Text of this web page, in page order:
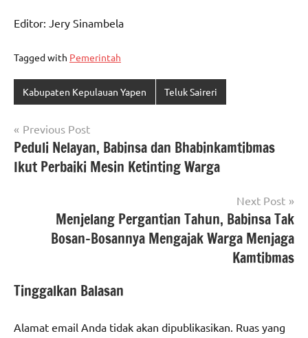
Editor: Jery Sinambela
Tagged with Pemerintah
Kabupaten Kepulauan Yapen Teluk Saireri
Navigasi
pos
Previous Post
Peduli Nelayan, Babinsa dan Bhabinkamtibmas
Ikut Perbaiki Mesin Ketinting Warga
Next Post
Menjelang Pergantian Tahun, Babinsa Tak
Bosan-Bosannya Mengajak Warga Menjaga
Kamtibmas
Tinggalkan Balasan
Alamat email Anda tidak akan dipublikasikan. Ruas yang